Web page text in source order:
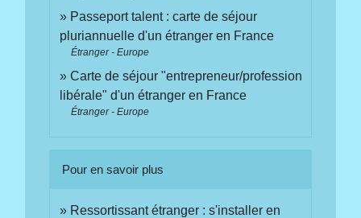
Passeport talent : carte de séjour
pluriannuelle d'un étranger en France
Étranger - Europe
Carte de séjour "entrepreneur/profession
libérale" d'un étranger en France
Étranger - Europe
Pour en savoir plus
Ressortissant étranger : s'installer en